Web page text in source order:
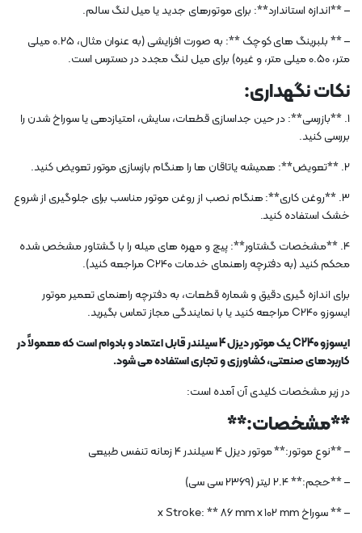
– **اندازه استاندارد**: برای موتورهای جدید یا میل لنگ سالم.
– ** بلبرینگ های کوچک **: به صورت افزایشی (به عنوان مثال، 0.25 میلی
متر، 0.50 میلی متر، و غیره) برای میل لنگ مجدد در دسترس است.
نکات نگهداری:
1. **بازرسی**: در حین جداسازی قطعات، سایش، امتیازدهی یا سوراخ شدن را
بررسی کنید.
2. **تعویض**: همیشه یاتاقان ها را هنگام بازسازی موتور تعویض کنید.
3. **روغن کاری**: هنگام نصب از روغن موتور مناسب برای جلوگیری از شروع
خشک استفاده کنید.
4. **مشخصات گشتاور**: پیچ و مهره های میله را با گشتاور مشخص شده
محکم کنید (به دفترچه راهنمای خدمات C240 ​​مراجعه کنید).
برای اندازه گیری دقیق و شماره قطعات، به دفترچه راهنمای تعمیر موتور
ایسوزو C240 ​​مراجعه کنید یا با نمایندگی مجاز تماس بگیرید.
ایسوزو C240 ​​یک موتور دیزل 4 سیلندر قابل اعتماد و بادوام است که معمولاً در
کاربردهای صنعتی، کشاورزی و تجاری استفاده می شود.
در زیر مشخصات کلیدی آن آمده است:
**مشخصات:**
– **نوع موتور:** موتور دیزل 4 سیلندر 4 زمانه تنفس طبیعی
– **حجم:** 2.4 لیتر (2369 سی سی)
– ** سوراخ x Stroke: ** 86 mm x 102 mm